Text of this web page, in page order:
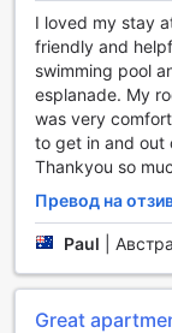
всички стаи и
свързани с
си
хотелът
което ви
на пътя без
За вашето
зона за
моментите си
багаж, не се
за съхранение
града без
включват
направят
I loved my stay
friendly and
swimming pool
esplanade. My
was very
to get in and out
Thankyou so
Превод на
Paul
Great